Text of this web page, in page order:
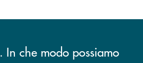
. In che modo possiamo